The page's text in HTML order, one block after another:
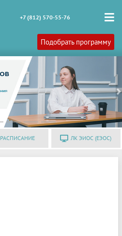
+7 (812) 570-55-76
Подобрать программу
РАСПИСАНИЕ ЛК ЭИОС (ЕЭОС)